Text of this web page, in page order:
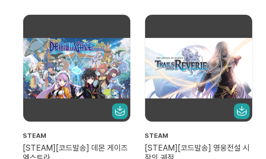
STEAM
[STEAM][코드발송] 데몬 게이즈
STEAM
[STEAM][코드발송] 영웅전설 시